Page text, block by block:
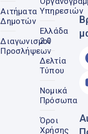
Αιτήματα
Δημοτών
Διαγωνισμοί
Προσλήψεων
Υπηρεσιών
Ελλάδα
2.0
Δελτία
Τύπου
Νομικά
Πρόσωπα
Όροι
Χρήσης